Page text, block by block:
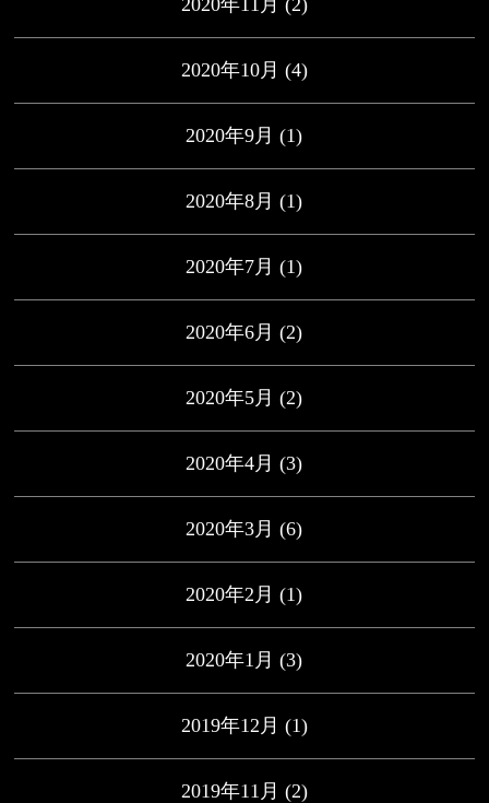
2020年11月 (2)
2020年10月 (4)
2020年9月 (1)
2020年8月 (1)
2020年7月 (1)
2020年6月 (2)
2020年5月 (2)
2020年4月 (3)
2020年3月 (6)
2020年2月 (1)
2020年1月 (3)
2019年12月 (1)
2019年11月 (2)